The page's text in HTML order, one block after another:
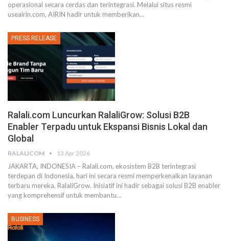
operasional secara cerdas dan terintegrasi. Melalui situs resmi
useairin.com, AIRIN hadir untuk memberikan…
PRESS RELEASE
Ralali.com Luncurkan RalaliGrow: Solusi B2B
Enabler Terpadu untuk Ekspansi Bisnis Lokal dan
Global
RALALICOM 13 Apr 2026
JAKARTA, INDONESIA – Ralali.com, ekosistem B2B terintegrasi
terdepan di Indonesia, hari ini secara resmi memperkenalkan layanan
terbaru mereka, RalaliGrow. Inisiatif ini hadir sebagai solusi B2B enabler
yang komprehensif untuk membantu…
BUSINESS